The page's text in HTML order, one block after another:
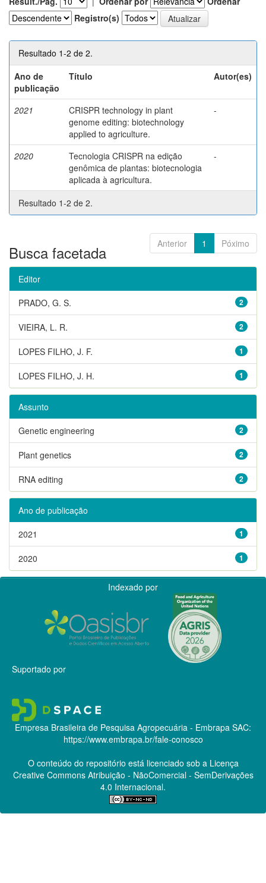
Registro(s)
Resultado 1-2 de 2.
Ano de
publicação
Título Autor(es)
2021
CRISPR technology in plant
genome editing: biotechnology
applied to agriculture.
-
2020
Tecnologia CRISPR na edição
genômica de plantas: biotecnologia
aplicada à agricultura.
-
Resultado 1-2 de 2.
Anterior 1 Póximo
Busca facetada
Editor
2
PRADO, G. S.
2
VIEIRA, L. R.
1
LOPES FILHO, J. F.
1
LOPES FILHO, J. H.
Assunto
2
Genetic engineering
2
Plant genetics
2
RNA editing
Ano de publicação
1
2021
1
2020
Indexado por
Suportado por
Empresa Brasileira de Pesquisa Agropecuária - Embrapa SAC:
https://www.embrapa.br/fale-conosco
O conteúdo do repositório está licenciado sob a Licença
Creative CommonsAtribuição - NãoComercial - SemDerivações
4.0 Internacional.